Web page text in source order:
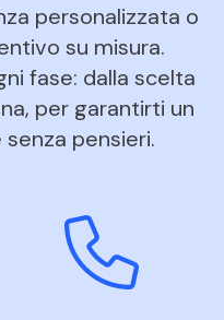
personalizzata o
su misura.
fase: dalla scelta
per garantirti un
pensieri.